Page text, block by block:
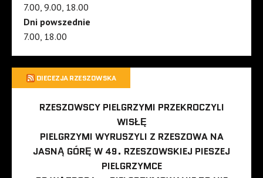
7.00, 9.00, 18.00
Dni powszednie
7.00, 18.00
DIECEZJA RZESZOWSKA
RZESZOWSCY PIELGRZYMI PRZEKROCZYLI
WISŁĘ
PIELGRZYMI WYRUSZYLI Z RZESZOWA NA
JASNĄ GÓRĘ W 49. RZESZOWSKIEJ PIESZEJ
PIELGRZYMCE